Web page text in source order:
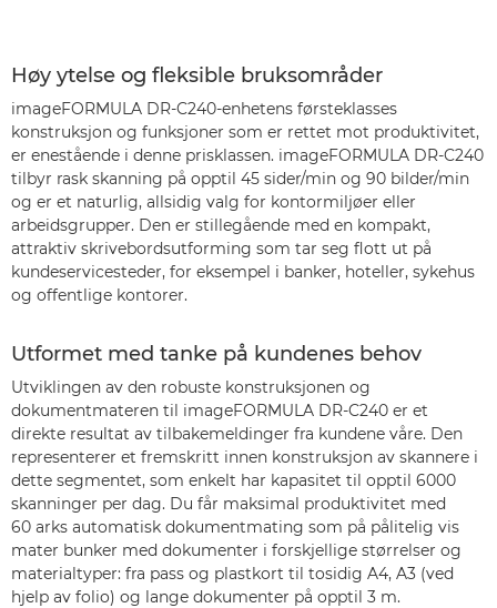
Høy ytelse og fleksible bruksområder
imageFORMULA DR-C240-enhetens førsteklasses
konstruksjon og funksjoner som er rettet mot produktivitet,
er enestående i denne prisklassen. imageFORMULA DR-C240
tilbyr rask skanning på opptil 45 sider/min og 90 bilder/min
og er et naturlig, allsidig valg for kontormiljøer eller
arbeidsgrupper. Den er stillegående med en kompakt,
attraktiv skrivebordsutforming som tar seg flott ut på
kundeservicesteder, for eksempel i banker, hoteller, sykehus
og offentlige kontorer.
Utformet med tanke på kundenes behov
Utviklingen av den robuste konstruksjonen og
dokumentmateren til imageFORMULA DR-C240 er et
direkte resultat av tilbakemeldinger fra kundene våre. Den
representerer et fremskritt innen konstruksjon av skannere i
dette segmentet, som enkelt har kapasitet til opptil 6000
skanninger per dag. Du får maksimal produktivitet med
60 arks automatisk dokumentmating som på pålitelig vis
mater bunker med dokumenter i forskjellige størrelser og
materialtyper: fra pass og plastkort til tosidig A4, A3 (ved
hjelp av folio) og lange dokumenter på opptil 3 m.